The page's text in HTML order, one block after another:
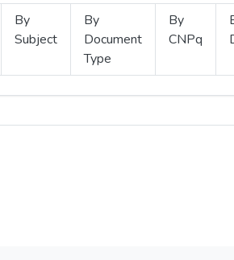
By
Subject
By
Document
Type
By
CNPq